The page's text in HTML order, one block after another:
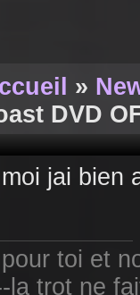
»
DVD
jai bien
toi et
la trot ne